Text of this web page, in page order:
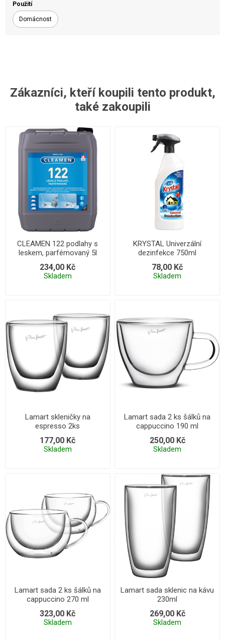
Použití
Domácnost
Zákazníci, kteří koupili tento produkt,
také zakoupili
CLEAMEN 122 podlahy s
leskem, parfémovaný 5l
234,00 Kč
Skladem
KRYSTAL Univerzální
dezinfekce 750ml
78,00 Kč
Skladem
Lamart skleničky na
espresso 2ks
177,00 Kč
Skladem
Lamart sada 2 ks šálků na
cappuccino 190 ml
250,00 Kč
Skladem
Lamart sada 2 ks šálků na
cappuccino 270 ml
323,00 Kč
Skladem
Lamart sada sklenic na kávu
230ml
269,00 Kč
Skladem